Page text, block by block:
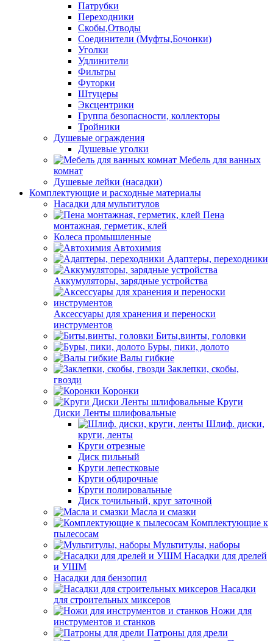
Патрубки
Переходники
Скобы,Отводы
Соединители (Муфты,Бочонки)
Уголки
Удлинители
Фильтры
Футорки
Штуцеры
Эксцентрики
Группа безопасности, коллекторы
Тройники
Душевые ограждения
Душевые уголки
Мебель для ванных
комнат
Душевые лейки (насадки)
Комплектующие и расходные материалы
Насадки для мультитулов
Пена
монтажная, герметик, клей
Колеса промышленные
Автохимия
Адаптеры, переходники
Аккумуляторы, зарядные устройства
Аксессуары для хранения и переноски
инструментов
Биты,винты, головки
Буры, пики, долото
Валы гибкие
Заклепки, скобы,
гвозди
Коронки
Круги
Диски Ленты шлифовальные
Шлиф. диски,
круги, ленты
Круги отрезные
Диск пильный
Круги лепестковые
Круги обдирочные
Круги полировальные
Диск точильный, круг заточной
Масла и смазки
Комплектующие к
пылесосам
Мультитулы, наборы
Насадки для дрелей
и УШМ
Насадки для бензопил
Насадки
для строительных миксеров
Ножи для
инструментов и станков
Патроны для дрели